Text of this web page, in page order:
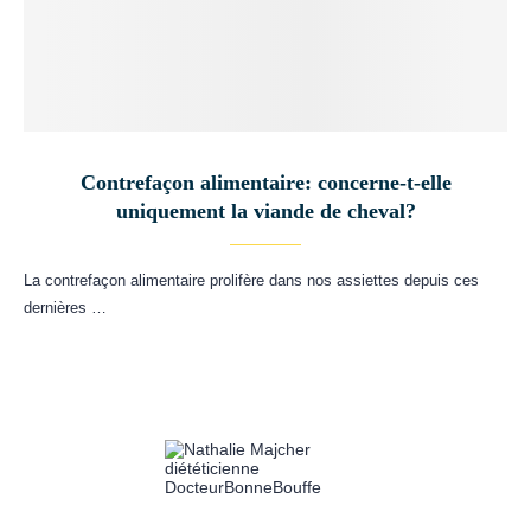
Contrefaçon alimentaire: concerne-t-elle
uniquement la viande de cheval?
La contrefaçon alimentaire prolifère dans nos assiettes depuis ces
dernières …